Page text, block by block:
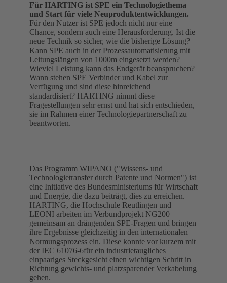
Für HARTING ist SPE ein Technologiethema
und Start für viele Neuproduktentwicklungen.
Für den Nutzer ist SPE jedoch nicht nur eine
Chance, sondern auch eine Herausforderung. Ist die
neue Technik so sicher, wie die bisherige Lösung?
Kann SPE auch in der Prozessautomatisierung mit
Leitungslängen von 1000m eingesetzt werden?
Wieviel Leistung kann das Endgerät beanspruchen?
Wann stehen SPE Verbinder und Kabel zur
Verfügung und sind diese hinreichend
standardisiert? HARTING nimmt diese
Fragestellungen sehr ernst und hat sich entschieden,
sie im Rahmen einer Technologiepartnerschaft zu
beantworten.
Das Programm WIPANO ("Wissens- und
Technologietransfer durch Patente und Normen") ist
eine Initiative des Bundesministeriums für Wirtschaft
und Energie, die dazu beiträgt, dies zu erreichen.
HARTING, die Hochschule Reutlingen und
LEONI arbeiten im Verbundprojekt NG200
gemeinsam an drängenden SPE-Fragen und bringen
ihre Ergebnisse gleichzeitig in den internationalen
Normungsprozess ein. Diese konnte vor kurzem mit
der IEC 61076-6für ein industrietaugliches
einpaariges Steckgesicht einen wichtigen Schritt in
Richtung gewichts- und platzsparender Verkabelung
gehen.